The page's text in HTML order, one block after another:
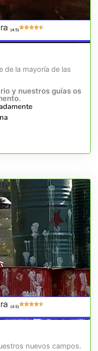
(4.5)
de la mayoría de las
y nuestros guías os
(4.5)
nuevos campos.